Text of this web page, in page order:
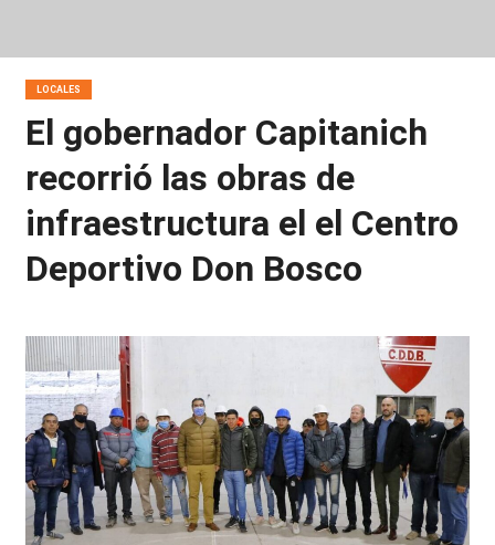
LOCALES
El gobernador Capitanich
recorrió las obras de
infraestructura el el Centro
Deportivo Don Bosco